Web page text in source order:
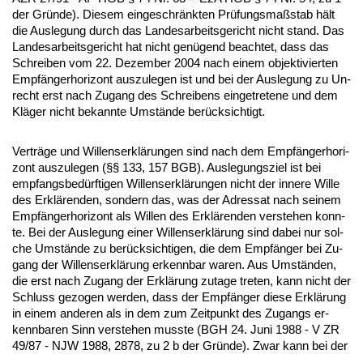
der Gründe). Die­sem ein­ge­schränk­ten Prüfungs­maßstab hält
die Aus­le­gung durch das Lan­des­ar­beits­ge­richt nicht stand. Das
Lan­des­ar­beits­ge­richt hat nicht genügend be­ach­tet, dass das
Schrei­ben vom 22. De­zem­ber 2004 nach ei­nem ob­jek­ti­vier­ten
Empfänger­ho­ri­zont aus­zu­le­gen ist und bei der Aus­le­gung zu Un­
recht erst nach Zu­gang des Schrei­bens ein­ge­tre­te­ne und dem
Kläger nicht be­kann­te Umstände berück­sich­tigt.
Verträge und Wil­lens­erklärun­gen sind nach dem Empfänger­ho­ri­
zont aus­zu­le­gen (§§ 133, 157 BGB). Aus­le­gungs­ziel ist bei
emp­fangs­bedürf­ti­gen Wil­lens­erklärun­gen nicht der in­ne­re Wil­le
des Erklären­den, son­dern das, was der Adres­sat nach sei­nem
Empfänger­ho­ri­zont als Wil­len des Erklären­den ver­ste­hen konn­
te. Bei der Aus­le­gung ei­ner Wil­lens­erklärung sind da­bei nur sol­
che Umstände zu berück­sich­ti­gen, die dem Empfänger bei Zu­
gang der Wil­lens­erklärung er­kenn­bar wa­ren. Aus Umständen,
die erst nach Zu­gang der Erklärung zu­ta­ge tre­ten, kann nicht der
Schluss ge­zo­gen wer­den, dass der Empfänger die­se Erklärung
in ei­nem an­de­ren als in dem zum Zeit­punkt des Zu­gangs er­
kenn­ba­ren Sinn ver­ste­hen muss­te (BGH 24. Ju­ni 1988 - V ZR
49/87 - NJW 1988, 2878, zu 2 b der Gründe). Zwar kann bei der